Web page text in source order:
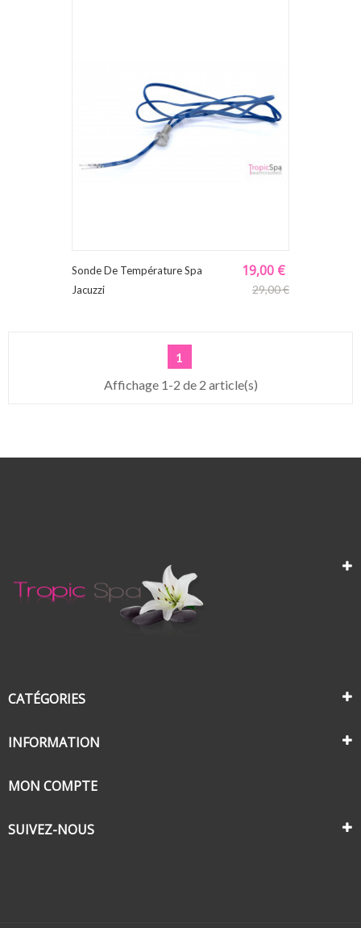
Sonde De Température Spa
Jacuzzi
19,00 €
29,00 €
1
Affichage 1-2 de 2 article(s)
CATÉGORIES
INFORMATION
MON COMPTE
SUIVEZ-NOUS